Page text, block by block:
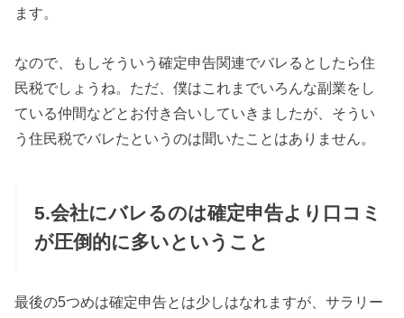
ます。
なので、もしそういう確定申告関連でバレるとしたら住
民税でしょうね。ただ、僕はこれまでいろんな副業をし
ている仲間などとお付き合いしていきましたが、そうい
う住民税でバレたというのは聞いたことはありません。
5.会社にバレるのは確定申告より口コミ
が圧倒的に多いということ
最後の5つめは確定申告とは少しはなれますが、サラリー